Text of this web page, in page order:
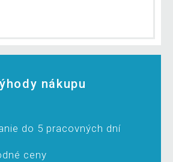
nákupu
do 5 pracovných dní
ceny